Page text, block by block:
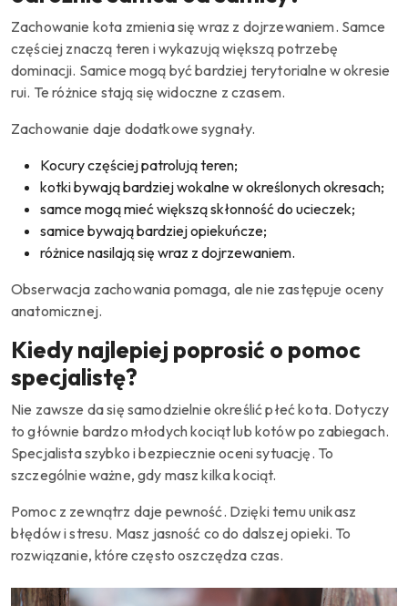
Zachowanie kota zmienia się wraz z dojrzewaniem. Samce
częściej znaczą teren i wykazują większą potrzebę
dominacji. Samice mogą być bardziej terytorialne w okresie
rui. Te różnice stają się widoczne z czasem.
Zachowanie daje dodatkowe sygnały.
Kocury częściej patrolują teren;
kotki bywają bardziej wokalne w określonych okresach;
samce mogą mieć większą skłonność do ucieczek;
samice bywają bardziej opiekuńcze;
różnice nasilają się wraz z dojrzewaniem.
Obserwacja zachowania pomaga, ale nie zastępuje oceny
anatomicznej.
Kiedy najlepiej poprosić o pomoc
specjalistę?
Nie zawsze da się samodzielnie określić płeć kota. Dotyczy
to głównie bardzo młodych kociąt lub kotów po zabiegach.
Specjalista szybko i bezpiecznie oceni sytuację. To
szczególnie ważne, gdy masz kilka kociąt.
Pomoc z zewnątrz daje pewność. Dzięki temu unikasz
błędów i stresu. Masz jasność co do dalszej opieki. To
rozwiązanie, które często oszczędza czas.